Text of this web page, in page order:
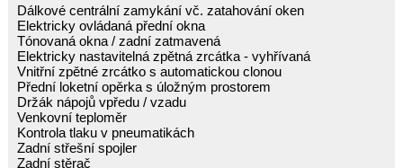
Dálkové centrální zamykání vč. zatahování oken
Elektricky ovládaná přední okna
Tónovaná okna / zadní zatmavená
Elektricky nastavitelná zpětná zrcátka - vyhřívaná
Vnitřní zpětné zrcátko s automatickou clonou
Přední loketní opěrka s úložným prostorem
Držák nápojů vpředu / vzadu
Venkovní teploměr
Kontrola tlaku v pneumatikách
Zadní střešní spojler
Zadní stěrač